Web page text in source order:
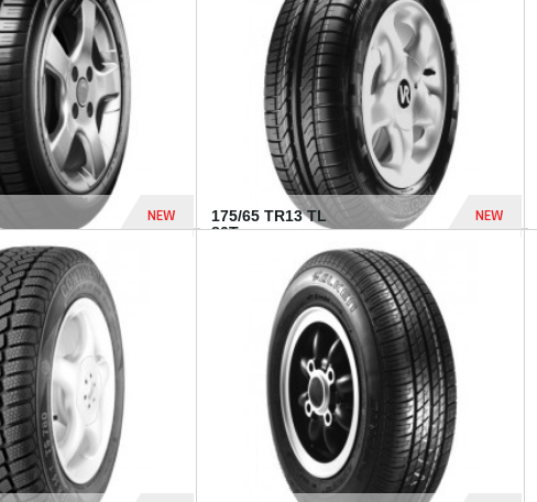
NEW
394 Dhs
175/65 TR13 TL
80T...
NEW